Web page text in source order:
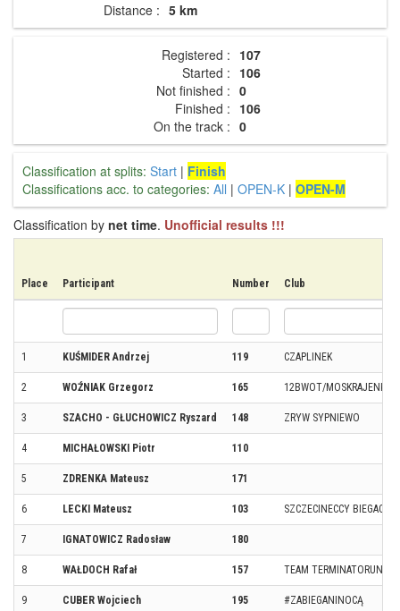
Distance : 5 km
Registered : 107
Started : 106
Not finished : 0
Finished : 106
On the track : 0
Classification at splits: Start | Finish
Classifications acc. to categories: All | OPEN-K | OPEN-M
Classification by net time. Unofficial results !!!
Place Participant Number Club
1 KUŚMIDER Andrzej 119 CZAPLINEK
2 WOŹNIAK Grzegorz 165 12BWOT/MOSKRAJENKA
3 SZACHO - GŁUCHOWICZ Ryszard 148 ZRYW SYPNIEWO
4 MICHAŁOWSKI Piotr 110
5 ZDRENKA Mateusz 171
6 LECKI Mateusz 103 SZCZECINECCY BIEGACZE
7 IGNATOWICZ Radosław 180
8 WAŁDOCH Rafał 157 TEAM TERMINATORUN
9 CUBER Wojciech 195 #ZABIEGANINOCĄ